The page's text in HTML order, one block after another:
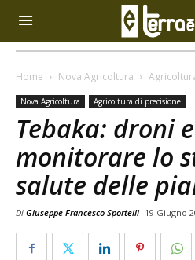
Home Nova Agricoltura
Nova Agricoltura Agricoltura di precisione
Tebaka: droni
monitorare lo
salute delle
Di Giuseppe Francesco Sportelli 19 Giugno